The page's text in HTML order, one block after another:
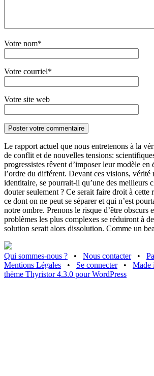
Votre nom*
Votre courriel*
Votre site web
Le rapport actuel que nous entretenons à la
de conflit et de nouvelles tensions:
progressistes rêvent d’imposer leur modèle
l’ordre du différent. Devant ces visions, vérité
identitaire, se pourrait-il qu’une des meilleurs
douter seulement ? Ce serait faire droit à cette
ce dont on ne peut se séparer et qui n’est
notre ombre. Prenons le risque d’être obscurs
problèmes les plus complexes se réduiront à
solution serait alors dissolution. Comme un
Qui sommes-nous ? • Nous contacter •
Mentions Légales
• Se connecter • Made
thème Thyristor 4.3.0 pour WordPress